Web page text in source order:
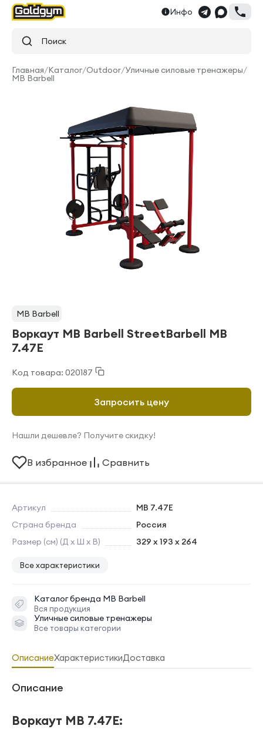
Инфо
Поиск
Главная/Каталог/Outdoor/Уличные силовые тренажеры/
MB Barbell
MB Barbell
Воркаут MB Barbell StreetBarbell MB
7.47E
Код товара: 020187
Артикул
MB 7.47E
Страна бренда
Россия
Размер (см) (Д х Ш х В)
329 x 193 x 264
Все характеристики
Каталог бренда MB Barbell
Вся продукция
Уличные силовые тренажеры
Все товары категории
Запросить цену
Нашли дешевле? Получите скидку!
В избранное Сравнить
ОписаниеХарактеристикиДоставка
Описание
Воркаут MB 7.47E: